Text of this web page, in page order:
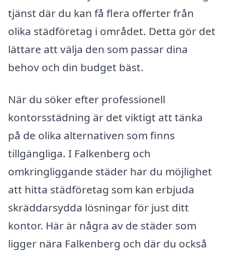
tjänst där du kan få flera offerter från
olika städföretag i området. Detta gör det
lättare att välja den som passar dina
behov och din budget bäst.
När du söker efter professionell
kontorsstädning är det viktigt att tänka
på de olika alternativen som finns
tillgängliga. I Falkenberg och
omkringliggande städer har du möjlighet
att hitta städföretag som kan erbjuda
skräddarsydda lösningar för just ditt
kontor. Här är några av de städer som
ligger nära Falkenberg och där du också